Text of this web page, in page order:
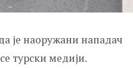
је наоружани нападач
турски медији.